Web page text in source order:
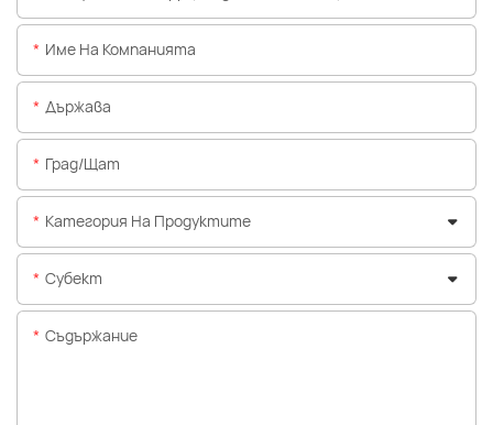
Име На Компанията
Държава
Град/щат
Категория На Продуктите
Субект
Съдържание